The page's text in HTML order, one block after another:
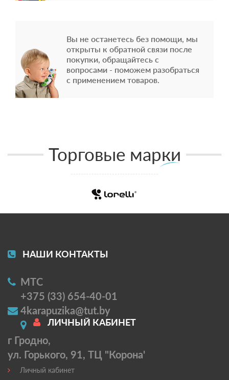
Вы не останетесь без помощи, мы
открыты к обратной связи после
покупки, обращайтесь с
вопросами - поможем разобраться
с применением товаров.
Торговые марки
НАШИ КОНТАКТЫ
МТС
+375 (33) 654-40-01
4karapuzika@tut.by
г Гродно,
ул. Горького, 91, ТЦ "Корона'
ЛИЧНЫЙ КАБИНЕТ
Личный кабинет